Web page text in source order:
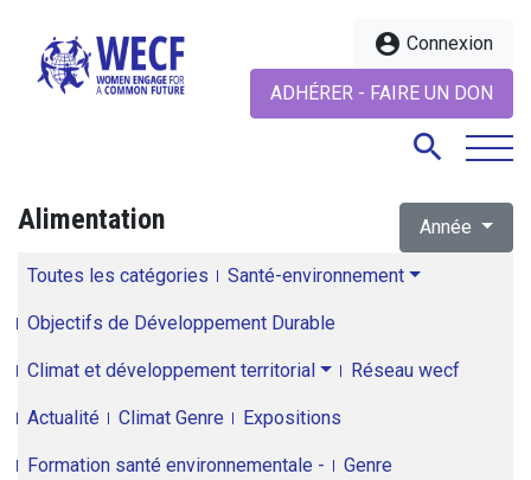
account_circle Connexion
ADHÉRER - FAIRE UN DON
search
Alimentation Année
Toutes les catégories Santé-environnement
Objectifs de Développement Durable
Climat et développement territorial Réseau wecf
Actualité Climat Genre Expositions
Formation santé environnementale - Genre